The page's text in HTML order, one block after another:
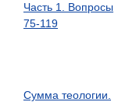
Часть 1. Вопросы
75-119
Сумма теологии.